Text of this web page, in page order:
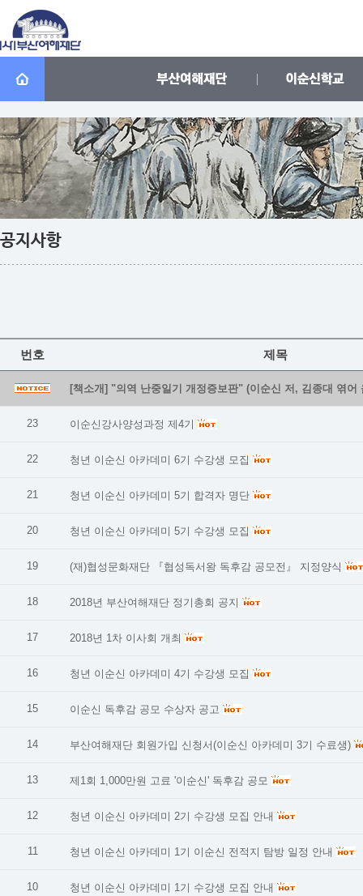
공지사항
번호 제목
[책소개] "의역 난중일기 개정증보판" (이순신 저, 김종대 엮어
23 이순신강사양성과정 제4기
22 청년 이순신 아카데미 6기 수강생 모집
21 청년 이순신 아카데미 5기 합격자 명단
20 청년 이순신 아카데미 5기 수강생 모집
19 (재)협성문화재단 『협성독서왕 독후감 공모전』 지정양식
18 2018년 부산여해재단 정기총회 공지
17 2018년 1차 이사회 개최
16 청년 이순신 아카데미 4기 수강생 모집
15 이순신 독후감 공모 수상자 공고
14 부산여해재단 회원가입 신청서(이순신 아카데미 3기 수료생)
13 제1회 1,000만원 고료 '이순신' 독후감 공모
12 청년 이순신 아카데미 2기 수강생 모집 안내
11 청년 이순신 아카데미 1기 이순신 전적지 탐방 일정 안내
10 청년 이순신 아카데미 1기 수강생 모집 안내